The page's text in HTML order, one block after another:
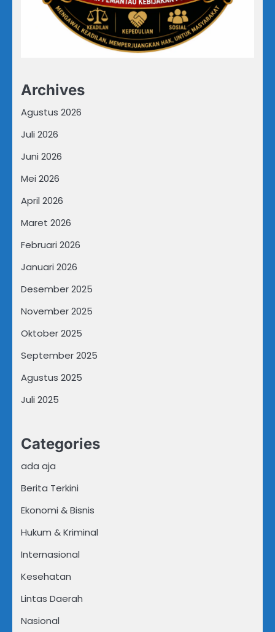
Archives
Agustus 2026
Juli 2026
Juni 2026
Mei 2026
April 2026
Maret 2026
Februari 2026
Januari 2026
Desember 2025
November 2025
Oktober 2025
September 2025
Agustus 2025
Juli 2025
Categories
ada aja
Berita Terkini
Ekonomi & Bisnis
Hukum & Kriminal
Internasional
Kesehatan
Lintas Daerah
Nasional